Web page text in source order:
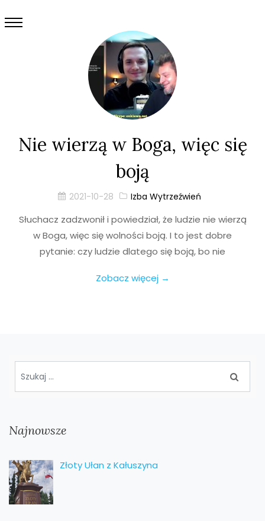
Nie wierzą w Boga, więc się
boją
2021-10-28 Izba Wytrzeźwień
Słuchacz zadzwonił i powiedział, że ludzie nie wierzą
w Boga, więc się wolności boją. I to jest dobre
pytanie: czy ludzie dlatego się boją, bo nie
Zobacz więcej →
Najnowsze
Złoty Ułan z Kałuszyna